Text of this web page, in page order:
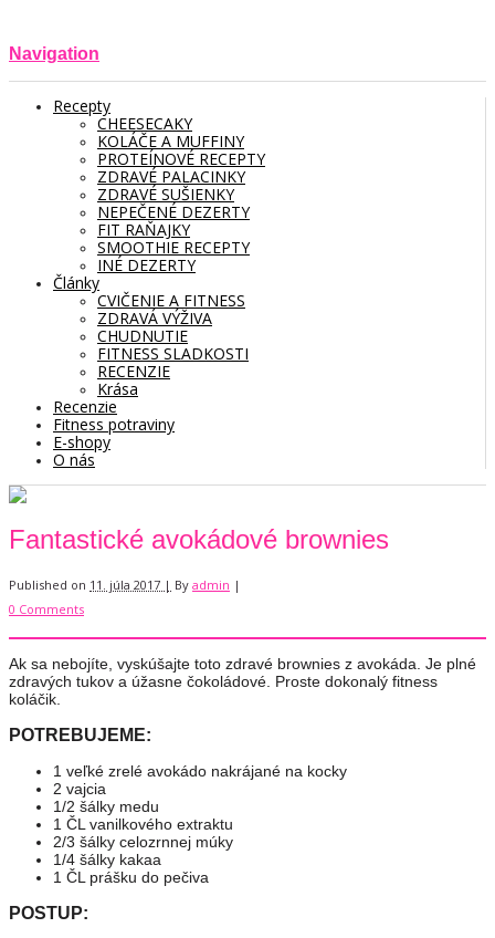
Navigation
Recepty
CHEESECAKY
KOLÁČE A MUFFINY
PROTEÍNOVÉ RECEPTY
ZDRAVÉ PALACINKY
ZDRAVÉ SUŠIENKY
NEPEČENÉ DEZERTY
FIT RAŇAJKY
SMOOTHIE RECEPTY
INÉ DEZERTY
Články
CVIČENIE A FITNESS
ZDRAVÁ VÝŽIVA
CHUDNUTIE
FITNESS SLADKOSTI
RECENZIE
Krása
Recenzie
Fitness potraviny
E-shopy
O nás
Fantastické avokádové brownies
Published on 11. júla 2017 | By admin |
0 Comments
Ak sa nebojíte, vyskúšajte toto zdravé brownies z avokáda. Je plné
zdravých tukov a úžasne čokoládové. Proste dokonalý fitness
koláčik.
POTREBUJEME:
1 veľké zrelé avokádo nakrájané na kocky
2 vajcia
1/2 šálky medu
1 ČL vanilkového extraktu
2/3 šálky celozrnnej múky
1/4 šálky kakaa
1 ČL prášku do pečiva
POSTUP: